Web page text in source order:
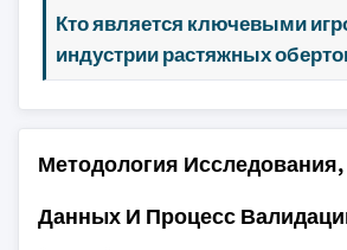
Кто является ключевыми
индустрии растяжных
Методология
Данных И Процесс